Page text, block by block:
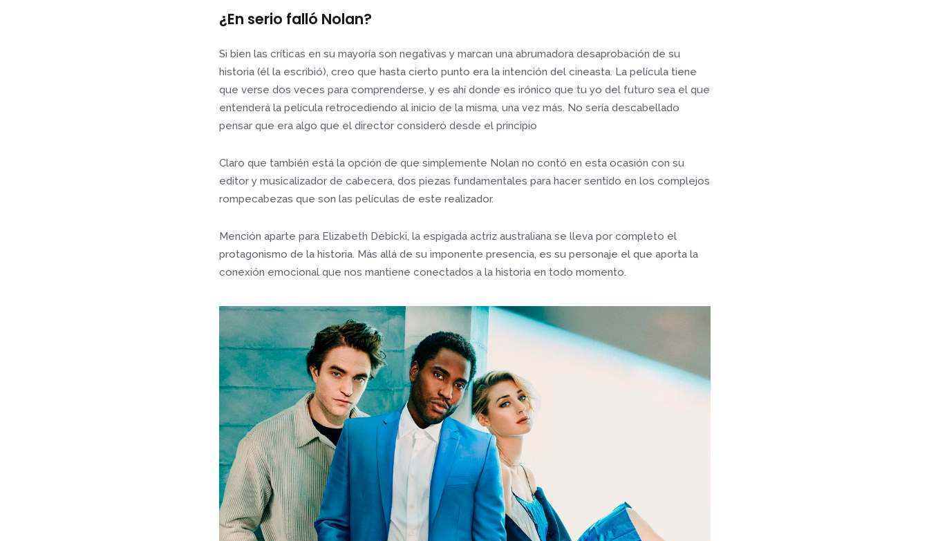
¿En serio falló Nolan?
Si bien las críticas en su mayoría son negativas y marcan una abrumadora desaprobación de su
historia (él la escribió), creo que hasta cierto punto era la intención del cineasta. La película tiene
que verse dos veces para comprenderse, y es ahí donde es irónico que tu yo del futuro sea el que
entenderá la película retrocediendo al inicio de la misma, una vez más. No sería descabellado
pensar que era algo que el director consideró desde el principio
Claro que también está la opción de que simplemente Nolan no contó en esta ocasión con su
editor y musicalizador de cabecera, dos piezas fundamentales para hacer sentido en los complejos
rompecabezas que son las películas de este realizador.
Mención aparte para Elizabeth Debicki, la espigada actriz australiana se lleva por completo el
protagonismo de la historia. Más allá de su imponente presencia, es su personaje el que aporta la
conexión emocional que nos mantiene conectados a la historia en todo momento.